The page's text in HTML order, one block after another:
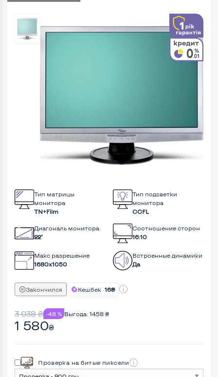
Тип матрицы
монитора
TN+Film
Тип подсветки
монитора
CCFL
Диагональ монитора
22"
Соотношение сторон
16:10
Макс разрешение
1680x1050
Встроенные динамики
Да
Закончился Кешбек 16₴
3 038₴ -48 % Выгода: 1458 ₴
1 580₴
Проверка на битые пиксели